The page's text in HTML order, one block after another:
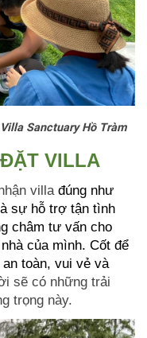
Villa Sanctuary Hồ Tràm
VILLA
villa đúng như
sự hỗ trợ tận tình
châm tư vấn cho
của mình. Cốt để
toàn, vui vẻ và
sẽ có những trải
trọng này.